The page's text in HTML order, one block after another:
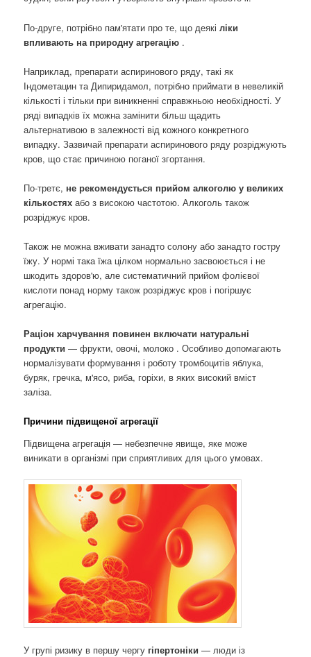
По-друге, потрібно пам'ятати про те, що деякіліки
впливають на природну агрегацію .
Наприклад, препарати аспиринового ряду, такі як
Індометацин та Дипиридамол, потрібно приймати в невеликій
кількості і тільки при виникненні справжньою необхідності. У
ряді випадків їх можна замінити більш щадить
альтернативою в залежності від кожного конкретного
випадку. Зазвичай препарати аспиринового ряду розріджують
кров, що стає причиною поганої згортання.
По-третє, не рекомендується прийом алкоголю у великих
кількостяхабо з високою частотою. Алкоголь також
розріджує кров.
Також не можна вживати занадто солону або занадто гостру
їжу. У нормі така їжа цілком нормально засвоюється і не
шкодить здоров'ю, але систематичний прийом фолієвої
кислоти понад норму також розріджує кров і погіршує
агрегацію.
Раціон харчування повинен включати натуральні
продукти— фрукти, овочі, молоко . Особливо допомагають
нормалізувати формування і роботу тромбоцитів яблука,
буряк, гречка, м'ясо, риба, горіхи, в яких високий вміст
заліза.
Причини підвищеної агрегації
Підвищена агрегація — небезпечне явище, яке може
виникати в організмі при сприятливих для цього умовах.
У групі ризику в першу чергу гіпертоніки— люди із